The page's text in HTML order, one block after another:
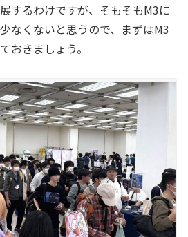
するわけですが、そもそもM3に
なくないと思うので、まずはM3
おきましょう。